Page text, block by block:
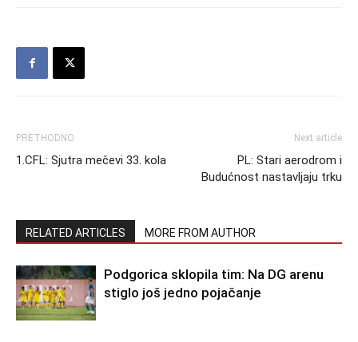
PRETHODNO
1.CFL: Sjutra mečevi 33. kola
Next article
PL: Stari aerodrom i
Budućnost nastavljaju trku
RELATED ARTICLES MORE FROM AUTHOR
Podgorica sklopila tim: Na DG arenu
stiglo još jedno pojačanje